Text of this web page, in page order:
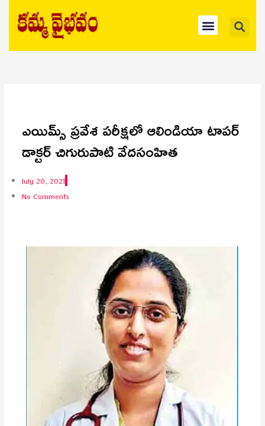
content
Menu
ఎయిమ్స్ ప్రవేశ పరీక్షలో ఆలిండియా టాపర్‌
డాక్టర్ చిగురుపాటి వేదసంహిత
July 20, 2021
No Comments